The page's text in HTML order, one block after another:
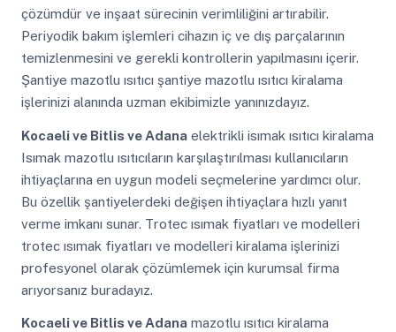
çözümdür ve inşaat sürecinin verimliliğini artırabilir.
Periyodik bakım işlemleri cihazın iç ve dış parçalarının
temizlenmesini ve gerekli kontrollerin yapılmasını içerir.
Şantiye mazotlu ısıtıcı şantiye mazotlu ısıtıcı kiralama
işlerinizi alanında uzman ekibimizle yanınızdayız.
Kocaeli ve Bitlis ve Adanaelektrikli isımak ısıtıcı kiralama
Isımak mazotlu ısıtıcıların karşılaştırılması kullanıcıların
ihtiyaçlarına en uygun modeli seçmelerine yardımcı olur.
Bu özellik şantiyelerdeki değişen ihtiyaçlara hızlı yanıt
verme imkanı sunar. Trotec ısımak fiyatları ve modelleri
trotec ısımak fiyatları ve modelleri kiralama işlerinizi
profesyonel olarak çözümlemek için kurumsal firma
arıyorsanız buradayız.
Kocaeli ve Bitlis ve Adanamazotlu ısıtıcı kiralama